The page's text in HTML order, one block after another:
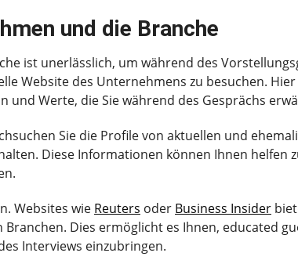
und die Branche
ist unerlässlich, um während des
Website des Unternehmens zu besuchen.
Werte, die Sie während des Gesprächs
Sie die Profile von aktuellen und
Diese Informationen können Ihnen helfen
Websites wie Reuters oder Business Insider
Dies ermöglicht es Ihnen, educated
Interviews einzubringen.